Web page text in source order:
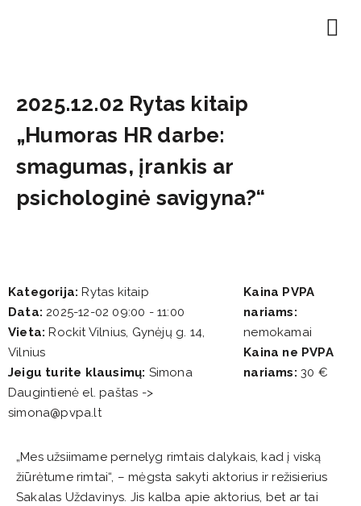
2025.12.02 Rytas kitaip
„Humoras HR darbe:
smagumas, įrankis ar
psichologinė savigyna?“
Kategorija: Rytas kitaip
Data: 2025-12-02 09:00 - 11:00
Vieta: Rockit Vilnius, Gynėjų g. 14,
Vilnius
Jeigu turite klausimų: Simona
Daugintienė el. paštas ->
simona@pvpa.lt
Kaina PVPA
nariams:
nemokamai
Kaina ne PVPA
nariams: 30 €
„Mes užsiimame pernelyg rimtais dalykais, kad į viską
žiūrėtume rimtai“, – mėgsta sakyti aktorius ir režisierius
Sakalas Uždavinys. Jis kalba apie aktorius, bet ar tai